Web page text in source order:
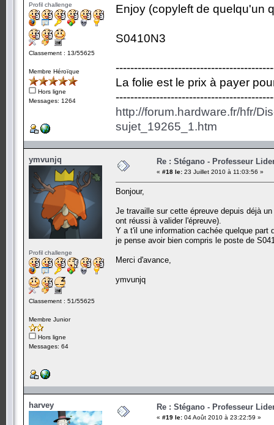
Profil challenge
Classement : 13/55625
Membre Héroïque
Hors ligne
Messages: 1264
Enjoy (copyleft de quelqu'un
S0410N3
La folie est le prix à payer
http://forum.hardware.fr/hfr/
sujet_19265_1.htm
ymvunjq
Profil challenge
Classement : 51/55625
Membre Junior
Hors ligne
Messages: 64
Re : Stégano - Professeur
« #18 le: 23 Juillet 2010 à 11:03:56 »
Bonjour,
Je travaille sur cette épreuve depuis déjà
ont réussi à valider l'épreuve).
Y a t'il une information cachée quelque part
je pense avoir bien compris le poste de
Merci d'avance,
ymvunjq
harvey Re : Stégano - Professeur
« #19 le: 04 Août 2010 à 23:22:59 »